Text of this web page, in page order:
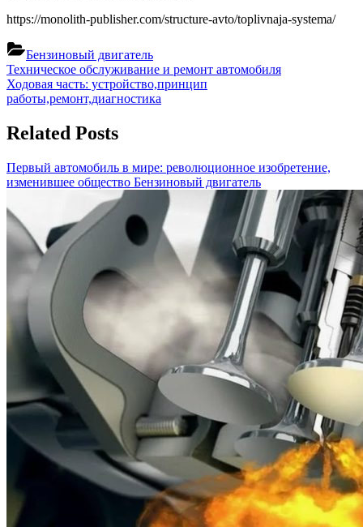
https://monolith-publisher.com/structure-avto/toplivnaja-systema/
Бензиновый двигатель
Навигация
по
Previous
Post:
Техническое обслуживание и ремонт автомобиля
Next
Post:
Ходовая часть: устройство,принцип
работы,ремонт,диагностика
Related Posts
Первый автомобиль в мире: революционное изобретение,
изменившее общество Бензиновый двигатель